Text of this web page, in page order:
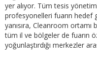
yer alıyor. Tüm tesis
profesyonelleri fuarın hedef
yanısıra, Cleanroom ortamı
tüm il ve bölgeler de fuarın
yoğunlaştırdığı merkezler